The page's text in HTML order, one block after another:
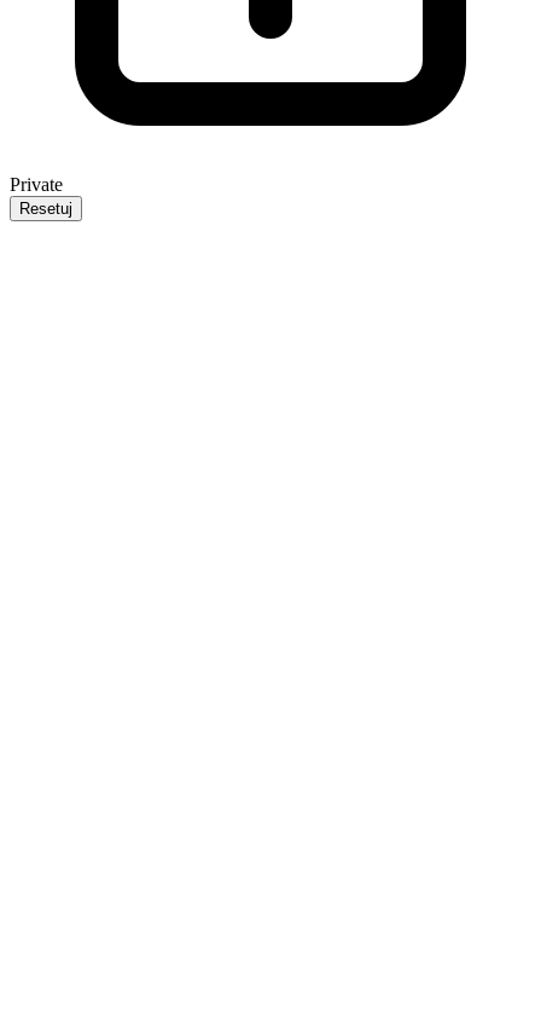
Private
Resetuj